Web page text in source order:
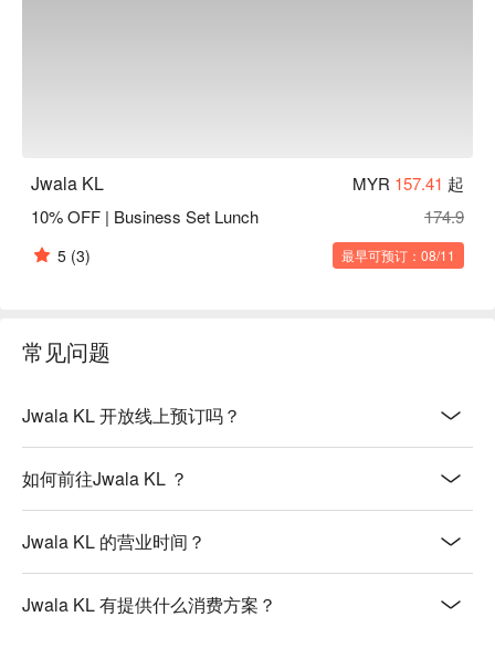
家庭晚餐。
Jwala KL MYR 157.41 起
10% OFF | Business Set Lunch
174.9
5 (3) 最早可预订：08/11
常见问题
Jwala KL 开放线上预订吗？
如何前往Jwala KL ？
Jwala KL 的营业时间？
Jwala KL 有提供什么消费方案？